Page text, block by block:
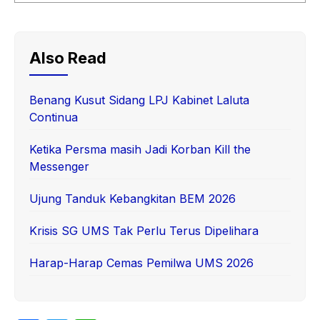
Also Read
Benang Kusut Sidang LPJ Kabinet Laluta
Continua
Ketika Persma masih Jadi Korban Kill the
Messenger
Ujung Tanduk Kebangkitan BEM 2026
Krisis SG UMS Tak Perlu Terus Dipelihara
Harap-Harap Cemas Pemilwa UMS 2026